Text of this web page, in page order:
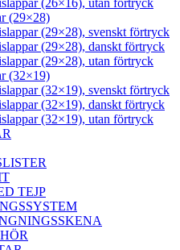
(29×28)
(29×28), svenskt förtryck
(29×28), danskt förtryck
(29×28), utan förtryck
(32×19)
(32×19), svenskt förtryck
(32×19), danskt förtryck
(32×19), utan förtryck
TEJP